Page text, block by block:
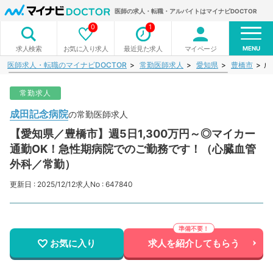
医師の求人・転職・アルバイトはマイナビDOCTOR
求人検索 お気に入り求人
0
最近見た求人
1
マイページ MENU
医師求人・転職のマイナビDOCTOR 常勤医師求人 愛知県 豊橋市
常勤求人
成田記念病院の常勤医師求人
【愛知県／豊橋市】週5日1,300万円～◎マイカー
通勤OK！急性期病院でのご勤務です！（心臓血管
外科／常勤）
更新日 : 2025/12/12求人No : 647840
お気に入り 求人を紹介してもらう